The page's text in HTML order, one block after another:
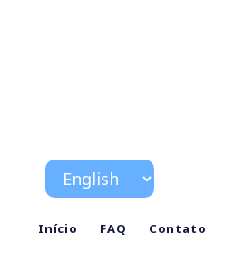
Início FAQ Contato